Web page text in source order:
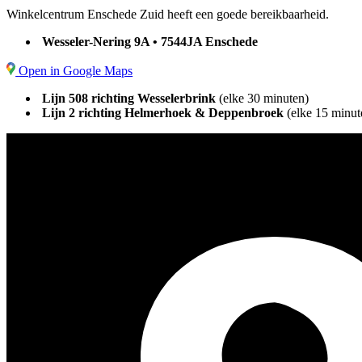
Winkelcentrum Enschede Zuid heeft een goede bereikbaarheid.
Wesseler-Nering 9A • 7544JA Enschede
Open in Google Maps
Lijn 508 richting Wesselerbrink (elke 30 minuten)
Lijn 2 richting Helmerhoek & Deppenbroek (elke 15